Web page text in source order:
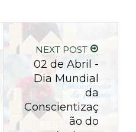
NEXT POST
02 de Abril -
Dia Mundial
da
Conscientizaç
ão do